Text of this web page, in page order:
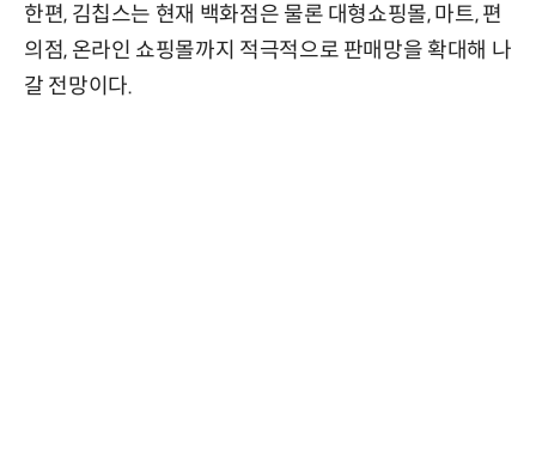
한편, 김칩스는 현재 백화점은 물론 대형쇼핑몰, 마트, 편
의점, 온라인 쇼핑몰까지 적극적으로 판매망을 확대해 나
갈 전망이다.